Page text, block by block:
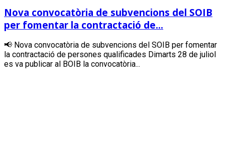
Nova convocatòria de subvencions del SOIB
per fomentar la contractació de...
📢 Nova convocatòria de subvencions del SOIB per fomentar
la contractació de persones qualificades Dimarts 28 de juliol
es va publicar al BOIB la convocatòria...